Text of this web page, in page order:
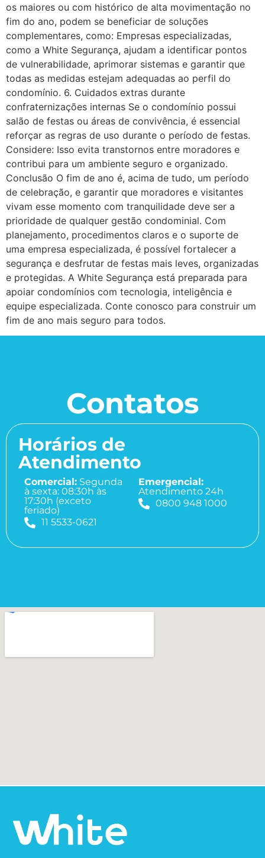
os maiores ou com histórico de alta movimentação no
fim do ano, podem se beneficiar de soluções
complementares, como: Empresas especializadas,
como a White Segurança, ajudam a identificar pontos
de vulnerabilidade, aprimorar sistemas e garantir que
todas as medidas estejam adequadas ao perfil do
condomínio. 6. Cuidados extras durante
confraternizações internas Se o condomínio possui
salão de festas ou áreas de convivência, é essencial
reforçar as regras de uso durante o período de festas.
Considere: Isso evita transtornos entre moradores e
contribui para um ambiente seguro e organizado.
Conclusão O fim de ano é, acima de tudo, um período
de celebração, e garantir que moradores e visitantes
vivam esse momento com tranquilidade deve ser a
prioridade de qualquer gestão condominial. Com
planejamento, procedimentos claros e o suporte de
uma empresa especializada, é possível fortalecer a
segurança e desfrutar de festas mais leves, organizadas
e protegidas. A White Segurança está preparada para
apoiar condomínios com tecnologia, inteligência e
equipe especializada. Conte conosco para construir um
fim de ano mais seguro para todos.
Contatos
Horários de
Atendimento
Comercial: Segunda
à sexta: 08:30h às
17:30h (exceto
feriado)
11 5533-0621
Emergencial:
Atendimento 24h
0800 948 1000